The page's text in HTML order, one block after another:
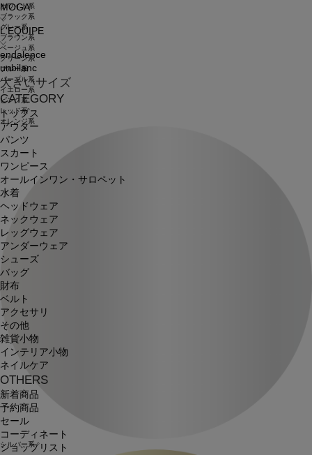
MOGA
L'EQUIPE
endalence
unbilanc
大きいサイズ
CATEGORY
トップス
アウター
パンツ
スカート
ワンピース
オールインワン・サロペット
水着
ヘッドウェア
ネックウェア
レッグウェア
アンダーウェア
シューズ
バッグ
財布
ベルト
アクセサリ
その他
雑貨小物
インテリア小物
ネイルケア
OTHERS
新着商品
予約商品
セール
コーディネート
ショップリスト
ホワイト系
ブラック系
グレー系
ブラウン系
ベージュ系
グリーン系
ブルー系
パープル系
イエロー系
ピンク系
レッド系
オレンジ系
シルバー系